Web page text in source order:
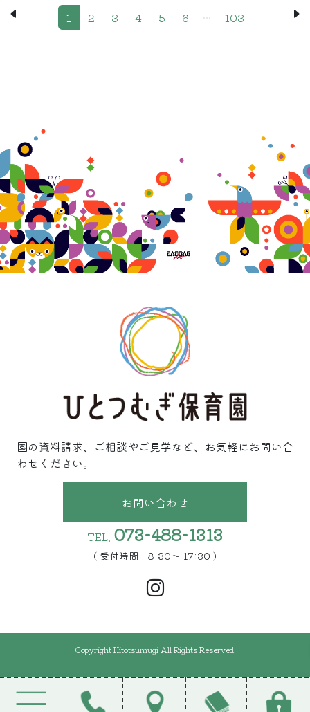
1 2 3 4 5 6 ... 103
園の資料請求、ご相談やご見学など、お気軽にお問い合
わせください。
お問い合わせ
TEL. 073-488-1313
( 受付時間 : 8:30〜 17:30 )
Copyright Hitotsumugi All Rights Reserved.